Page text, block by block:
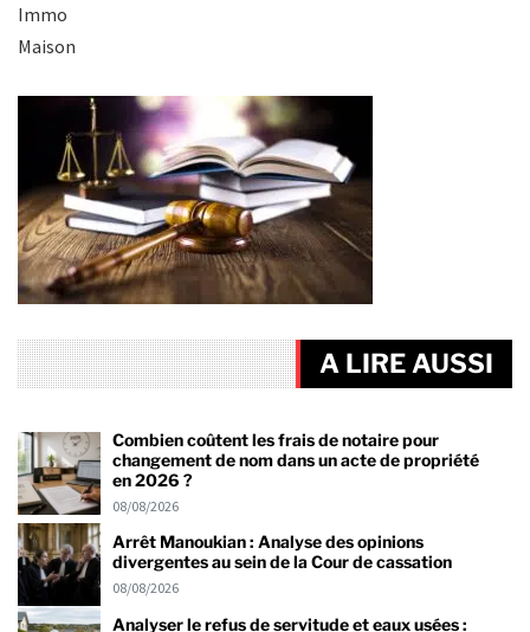
Immo
Maison
A LIRE AUSSI
Combien coûtent les frais de notaire pour
changement de nom dans un acte de propriété
en 2026 ?
08/08/2026
Arrêt Manoukian : Analyse des opinions
divergentes au sein de la Cour de cassation
08/08/2026
Analyser le refus de servitude et eaux usées :